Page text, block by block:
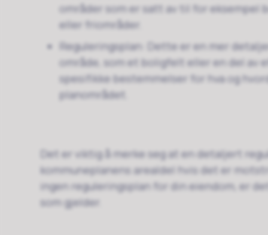
områder som er satt av til for eksempel
eller friområder.
Reguleringsplan: Dette er en mer
område, som et boligfelt eller en del av
spesifikke bestemmelser for hva og
planområdet.
Det er viktig å merke seg at en detaljert
kommuneplanens arealdel hvis det er
ingen reguleringsplan for din eiendom, er
som gjelder.